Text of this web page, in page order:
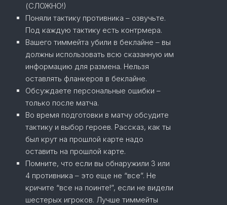
(СЛОЖНО!)
Поняли тактику противника – озвучьте.
Под каждую тактику есть контрмера.
Вашего тиммейта убили в беклайне – вы
должны использовать всю сказанную им
информацию для размена. Нельзя
оставлять фланкеров в беклайне.
Обсуждаете персональные ошибки –
только после матча.
Во время подготовки в матчу обсудите
тактику и выбор героев. Рассказ, как ты
был крут на прошлой карте надо
оставить на прошлой карте.
Помните, что если вы обнаружили 3 или
4 противника – это еще не “все”. Не
кричите “все на поинте!”, если не видели
шестерых игроков. Лучше тиммейты